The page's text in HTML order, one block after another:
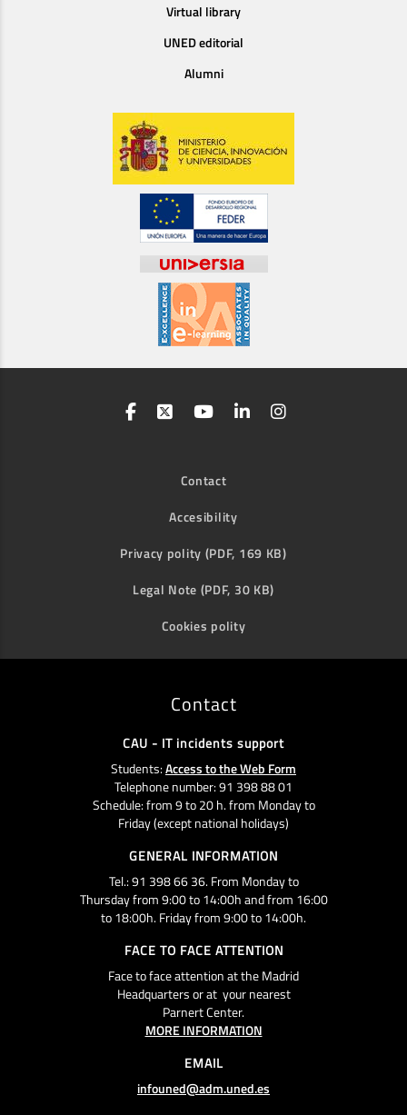
Virtual library
UNED editorial
Alumni
Contact
Accesibility
Privacy polity (PDF, 169 KB)
Legal Note (PDF, 30 KB)
Cookies polity
Contact
CAU - IT incidents support
Students:Access to the Web Form
Telephone number: 91 398 88 01
Schedule: from 9 to 20 h. from Monday to
Friday (except national holidays)
GENERAL INFORMATION
Tel.: 91 398 66 36. From Monday to
Thursday from 9:00 to 14:00h and from 16:00
to 18:00h. Friday from 9:00 to 14:00h.
FACE TO FACE ATTENTION
Face to face attention at the Madrid
Headquarters or at your nearest
Parnert Center.
MORE INFORMATION
EMAIL
infouned@adm.uned.es